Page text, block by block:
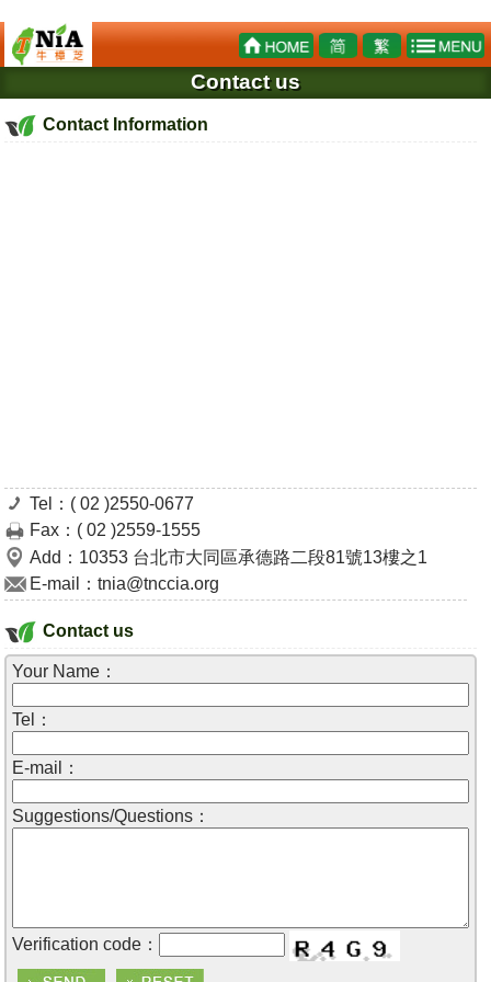
Contact us
Contact Information
Tel：( 02 )2550-0677
Fax：( 02 )2559-1555
Add：10353 台北市大同區承德路二段81號13樓之1
E-mail：tnia@tnccia.org
Contact us
Your Name：
Tel：
E-mail：
Suggestions/Questions：
Verification code：